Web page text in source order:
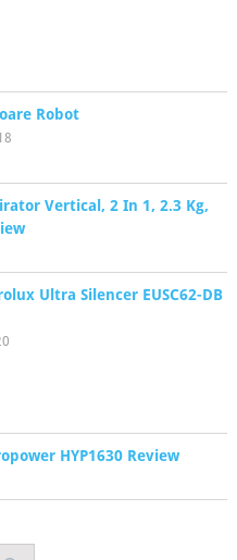
Robot
Vertical, 2 In 1, 2.3 Kg,
Ultra Silencer EUSC62-DB
HYP1630 Review